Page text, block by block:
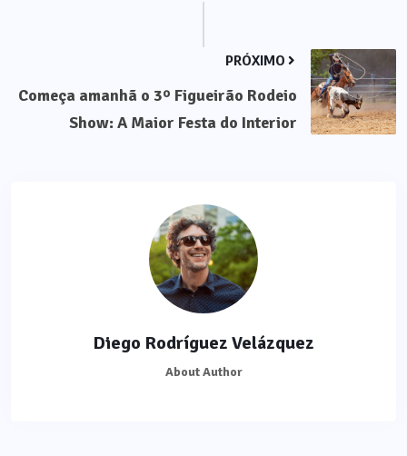
PRÓXIMO
Começa amanhã o 3º Figueirão Rodeio
Show: A Maior Festa do Interior
Diego Rodríguez Velázquez
About Author